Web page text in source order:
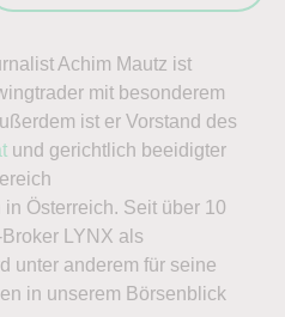
Achim Mautz ist
mit besonderem
ist er Vorstand des
und gerichtlich beeidigter
Österreich. Seit über 10
LYNX als
unter anderem für seine
in unserem Börsenblick